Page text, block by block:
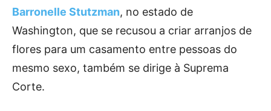
Barronelle Stutzman, no estado de
Washington, que se recusou a criar arranjos de
flores para um casamento entre pessoas do
mesmo sexo, também se dirige à Suprema
Corte.